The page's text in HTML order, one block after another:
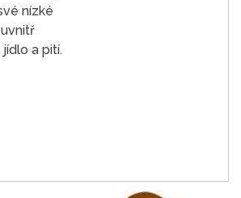
nízké
a pití.